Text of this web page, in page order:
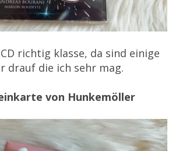
richtig klasse, da sind einige
drauf die ich sehr mag.
von Hunkemöller